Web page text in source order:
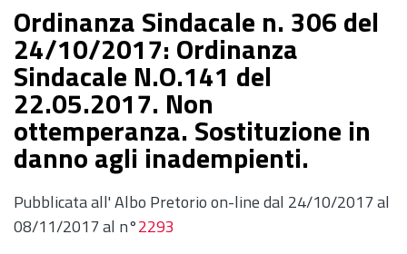
Ordinanza Sindacale n. 306 del
24/10/2017: Ordinanza
Sindacale N.O.141 del
22.05.2017. Non
ottemperanza. Sostituzione in
danno agli inadempienti.
Pubblicata all' Albo Pretorio on-line dal 24/10/2017 al
08/11/2017 al n°2293